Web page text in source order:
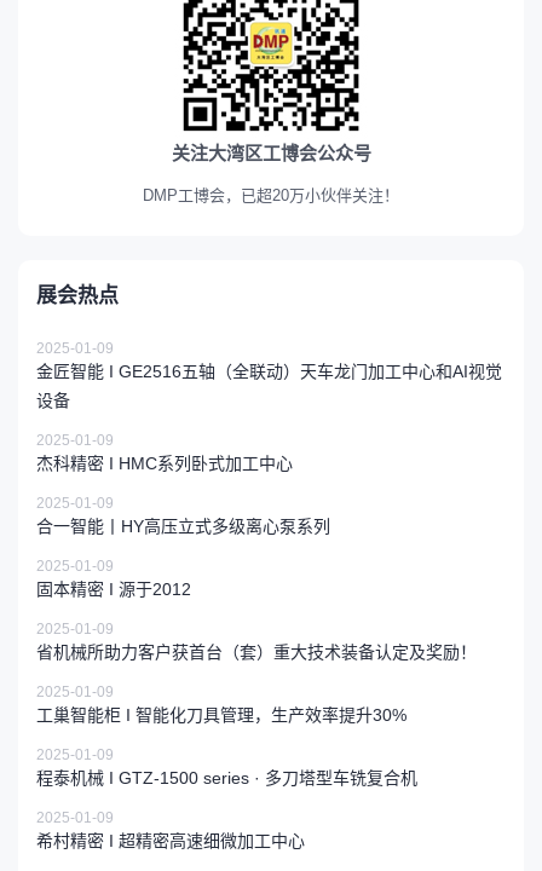
关注大湾区工博会公众号
DMP工博会，已超20万小伙伴关注！
展会热点
2025-01-09
金匠智能 I GE2516五轴（全联动）天车龙门加工中心和AI视觉
设备
2025-01-09
杰科精密 I HMC系列卧式加工中心
2025-01-09
合一智能丨HY高压立式多级离心泵系列
2025-01-09
固本精密 I 源于2012
2025-01-09
省机械所助力客户获首台（套）重大技术装备认定及奖励！
2025-01-09
工巢智能柜 I 智能化刀具管理，生产效率提升30%
2025-01-09
程泰机械 I GTZ-1500 series · 多刀塔型车铣复合机
2025-01-09
希村精密 I 超精密高速细微加工中心